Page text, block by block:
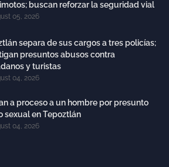
buscan reforzar la seguridad vial
05, 2026
separa de sus cargos a tres policías;
presuntos abusos contra
y turistas
04, 2026
a proceso a un hombre por presunto
sexual en Tepoztlán
04, 2026